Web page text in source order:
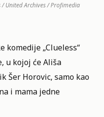
United Archives / Profimedia
komedije „Clueless“
u kojoj će Ališa
Šer Horovic, samo kao
i mama jedne